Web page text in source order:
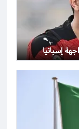
إسبانيا